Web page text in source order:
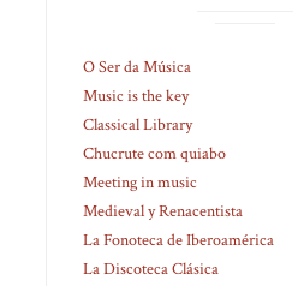
O Ser da Música
Music is the key
Classical Library
Chucrute com quiabo
Meeting in music
Medieval y Renacentista
La Fonoteca de Iberoamérica
La Discoteca Clásica